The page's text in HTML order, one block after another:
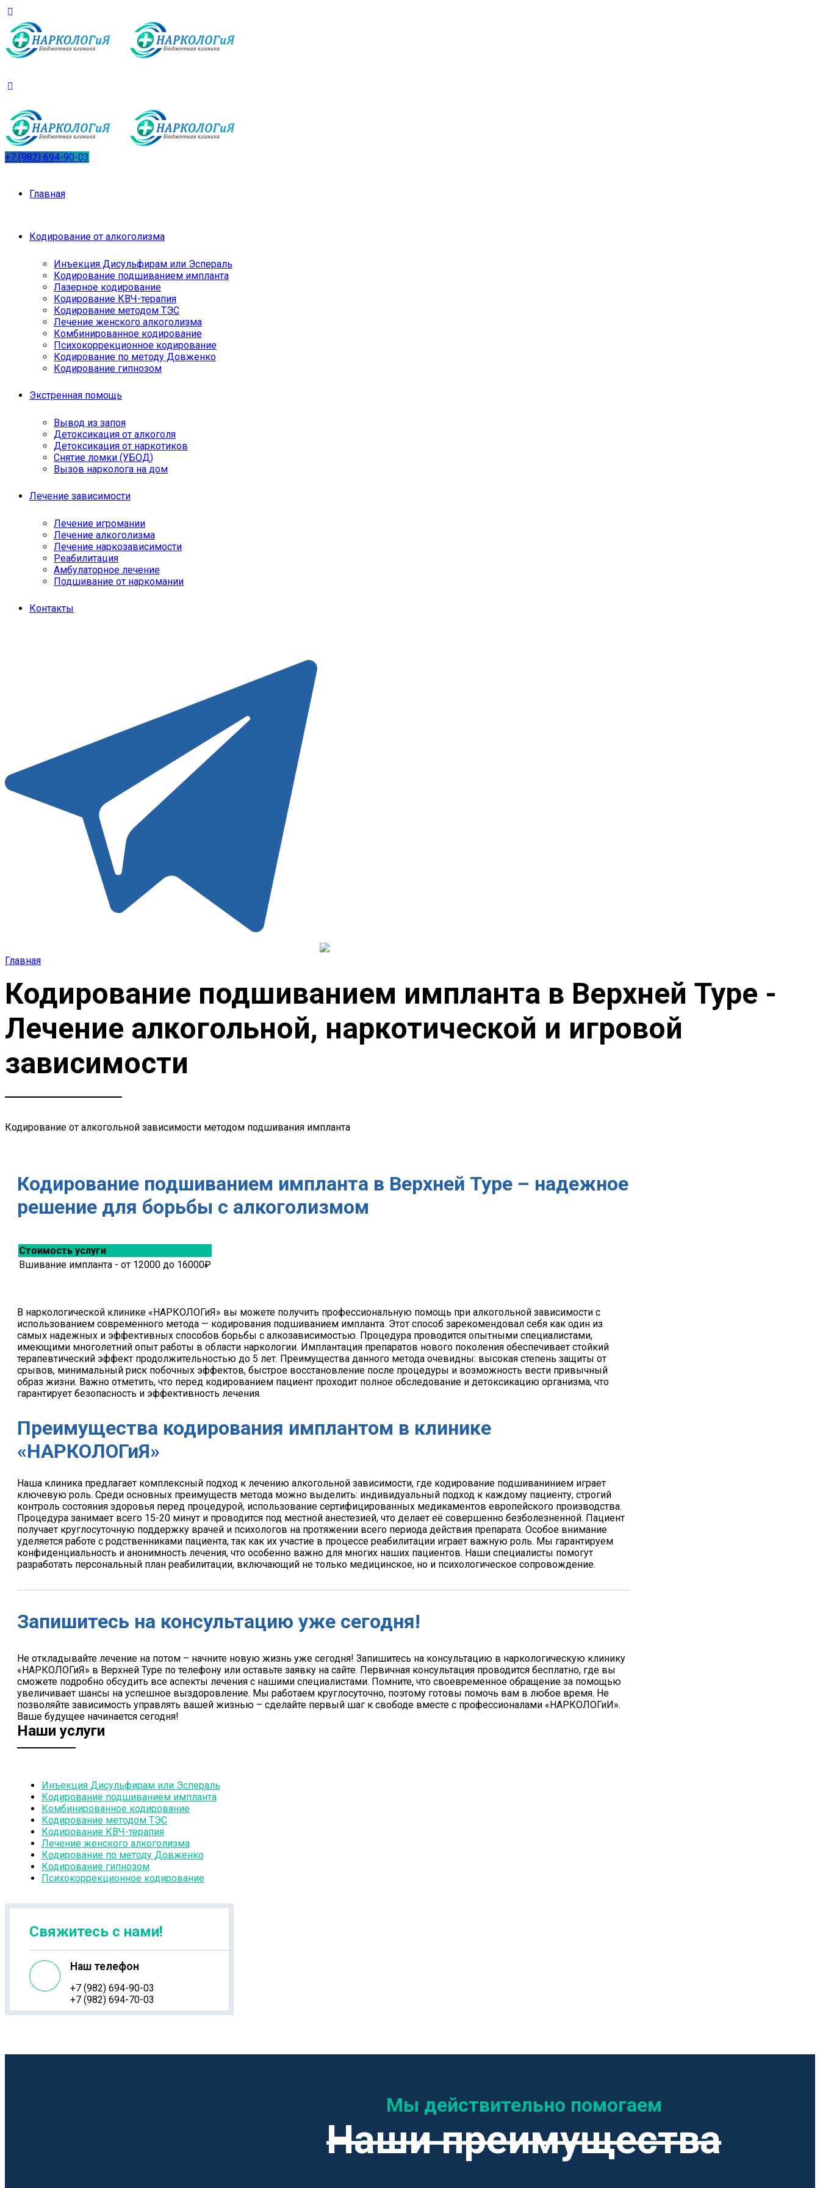
+7 (982) 694-90-03
Главная
Кодирование от алкоголизма
Инъекция Дисульфирам или Эспераль
Кодирование подшиванием импланта
Лазерное кодирование
Кодирование КВЧ-терапия
Кодирование методом ТЭС
Лечение женского алкоголизма
Комбинированное кодирование
Психокоррекционное кодирование
Кодирование по методу Довженко
Кодирование гипнозом
Экстренная помощь
Вывод из запоя
Детоксикация от алкоголя
Детоксикация от наркотиков
Снятие ломки (УБОД)
Вызов нарколога на дом
Лечение зависимости
Лечение игромании
Лечение алкоголизма
Лечение наркозависимости
Реабилитация
Амбулаторное лечение
Подшивание от наркомании
Контакты
Главная
Кодирование подшиванием импланта в Верхней Туре -
Лечение алкогольной, наркотической и игровой
зависимости
Кодирование от алкогольной зависимости методом подшивания импланта
Кодирование подшиванием импланта в Верхней Туре – надежное
решение для борьбы с алкоголизмом
Стоимость услуги
Вшивание импланта - от 12000 до 16000₽
В наркологической клинике «НАРКОЛОГиЯ» вы можете получить профессиональную помощь при алкогольной зависимости с
использованием современного метода — кодирования подшиванием импланта. Этот способ зарекомендовал себя как один из
самых надежных и эффективных способов борьбы с алкозависимостью. Процедура проводится опытными специалистами,
имеющими многолетний опыт работы в области наркологии. Имплантация препаратов нового поколения обеспечивает стойкий
терапевтический эффект продолжительностью до 5 лет. Преимущества данного метода очевидны: высокая степень защиты от
срывов, минимальный риск побочных эффектов, быстрое восстановление после процедуры и возможность вести привычный
образ жизни. Важно отметить, что перед кодированием пациент проходит полное обследование и детоксикацию организма, что
гарантирует безопасность и эффективность лечения.
Преимущества кодирования имплантом в клинике
«НАРКОЛОГиЯ»
Наша клиника предлагает комплексный подход к лечению алкогольной зависимости, где кодирование подшиванинием играет
ключевую роль. Среди основных преимуществ метода можно выделить: индивидуальный подход к каждому пациенту, строгий
контроль состояния здоровья перед процедурой, использование сертифицированных медикаментов европейского производства.
Процедура занимает всего 15-20 минут и проводится под местной анестезией, что делает её совершенно безболезненной. Пациент
получает круглосуточную поддержку врачей и психологов на протяжении всего периода действия препарата. Особое внимание
уделяется работе с родственниками пациента, так как их участие в процессе реабилитации играет важную роль. Мы гарантируем
конфиденциальность и анонимность лечения, что особенно важно для многих наших пациентов. Наши специалисты помогут
разработать персональный план реабилитации, включающий не только медицинское, но и психологическое сопровождение.
Запишитесь на консультацию уже сегодня!
Не откладывайте лечение на потом – начните новую жизнь уже сегодня! Запишитесь на консультацию в наркологическую клинику
«НАРКОЛОГиЯ» в Верхней Туре по телефону или оставьте заявку на сайте. Первичная консультация проводится бесплатно, где вы
сможете подробно обсудить все аспекты лечения с нашими специалистами. Помните, что своевременное обращение за помощью
увеличивает шансы на успешное выздоровление. Мы работаем круглосуточно, поэтому готовы помочь вам в любое время. Не
позволяйте зависимость управлять вашей жизнью – сделайте первый шаг к свободе вместе с профессионалами «НАРКОЛОГиИ».
Ваше будущее начинается сегодня!
Наши услуги
Инъекция Дисульфирам или Эспераль
Кодирование подшиванием импланта
Комбинированное кодирование
Кодирование методом ТЭС
Кодирование КВЧ-терапия
Лечение женского алкоголизма
Кодирование по методу Довженко
Кодирование гипнозом
Психокоррекционное кодирование
Свяжитесь с нами!
Наш телефон
+7 (982) 694-90-03
+7 (982) 694-70-03
Мы действительно помогаем
Наши преимущества